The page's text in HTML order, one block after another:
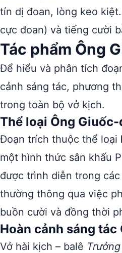
tín dị đoan, lòng keo
cực đoan) và tiếng cười
Tác phẩm Ông
Để hiểu và phân tích
cảnh sáng tác, phương
trong toàn bộ vở kịch.
Thể loại Ông
Đoạn trích thuộc thể loại
một hình thức sân khấu
được trình diễn trong
thường thông qua việc
buồn cười và đồng thời
Hoàn cảnh sáng
Vở hài kịch – balê